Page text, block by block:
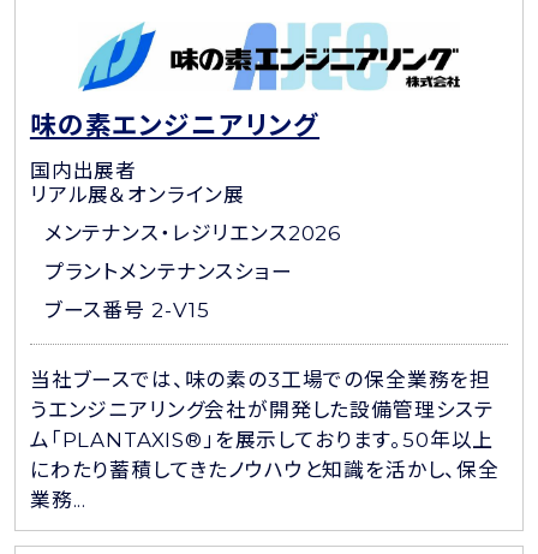
味の素エンジニアリング
国内出展者
リアル展＆オンライン展
メンテナンス・レジリエンス2026
プラントメンテナンスショー
ブース番号 2-V15
当社ブースでは、味の素の3工場での保全業務を担
うエンジニアリング会社が開発した設備管理システ
ム「PLANTAXIS®」を展示しております。50年以上
にわたり蓄積してきたノウハウと知識を活かし、保全
業務...